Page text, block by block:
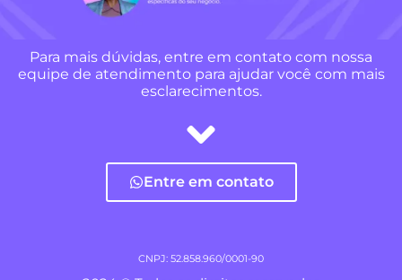
Para mais dúvidas, entre em contato com nossa
equipe de atendimento para ajudar você com mais
esclarecimentos.
Entre em contato
CNPJ: 52.858.960/0001-90